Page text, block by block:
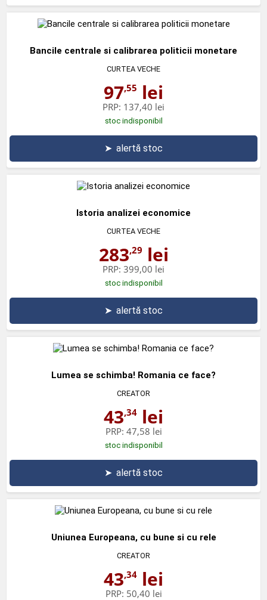
Bancile centrale si calibrarea politicii monetare
CURTEA VECHE
97,55 lei
PRP: 137,40 lei
stoc indisponibil
➤ alertă stoc
Istoria analizei economice
CURTEA VECHE
283,29 lei
PRP: 399,00 lei
stoc indisponibil
➤ alertă stoc
Lumea se schimba! Romania ce face?
CREATOR
43,34 lei
PRP: 47,58 lei
stoc indisponibil
➤ alertă stoc
Uniunea Europeana, cu bune si cu rele
CREATOR
43,34 lei
PRP: 50,40 lei